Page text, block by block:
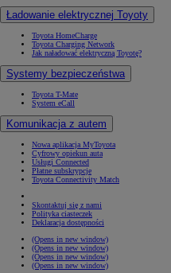
Ładowanie elektrycznej Toyoty
Toyota HomeCharge
Toyota Charging Network
Jak naładować elektryczną Toyotę?
Systemy bezpieczeństwa
Toyota T-Mate
System eCall
Komunikacja z autem
Nowa aplikacja MyToyota
Cyfrowy opiekun auta
Usługi Connected
Płatne subskrypcje
Toyota Connectivity Match
Skontaktuj się z nami
Polityka ciasteczek
Deklaracja dostępności
(Opens in new window)
(Opens in new window)
(Opens in new window)
(Opens in new window)